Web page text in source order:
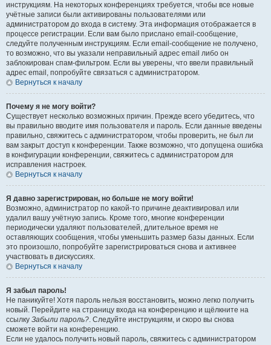
инструкциям. На некоторых конференциях требуется, чтобы все новые
учётные записи были активированы пользователями или
администратором до входа в систему. Эта информация отображается в
процессе регистрации. Если вам было прислано email-сообщение,
следуйте полученным инструкциям. Если email-сообщение не получено,
то возможно, что вы указали неправильный адрес email либо он
заблокирован спам-фильтром. Если вы уверены, что ввели правильный
адрес email, попробуйте связаться с администратором.
Вернуться к началу
Почему я не могу войти?
Существует несколько возможных причин. Прежде всего убедитесь, что
вы правильно вводите имя пользователя и пароль. Если данные введены
правильно, свяжитесь с администратором, чтобы проверить, не был ли
вам закрыт доступ к конференции. Также возможно, что допущена ошибка
в конфигурации конференции, свяжитесь с администратором для
исправления настроек.
Вернуться к началу
Я давно зарегистрирован, но больше не могу войти!
Возможно, администратор по какой-то причине деактивировал или
удалил вашу учётную запись. Кроме того, многие конференции
периодически удаляют пользователей, длительное время не
оставляющих сообщения, чтобы уменьшить размер базы данных. Если
это произошло, попробуйте зарегистрироваться снова и активнее
участвовать в дискуссиях.
Вернуться к началу
Я забыл пароль!
Не паникуйте! Хотя пароль нельзя восстановить, можно легко получить
новый. Перейдите на страницу входа на конференцию и щёлкните на
ссылку Забыли пароль?. Следуйте инструкциям, и скоро вы снова
сможете войти на конференцию.
Если не удалось получить новый пароль, свяжитесь с администратором